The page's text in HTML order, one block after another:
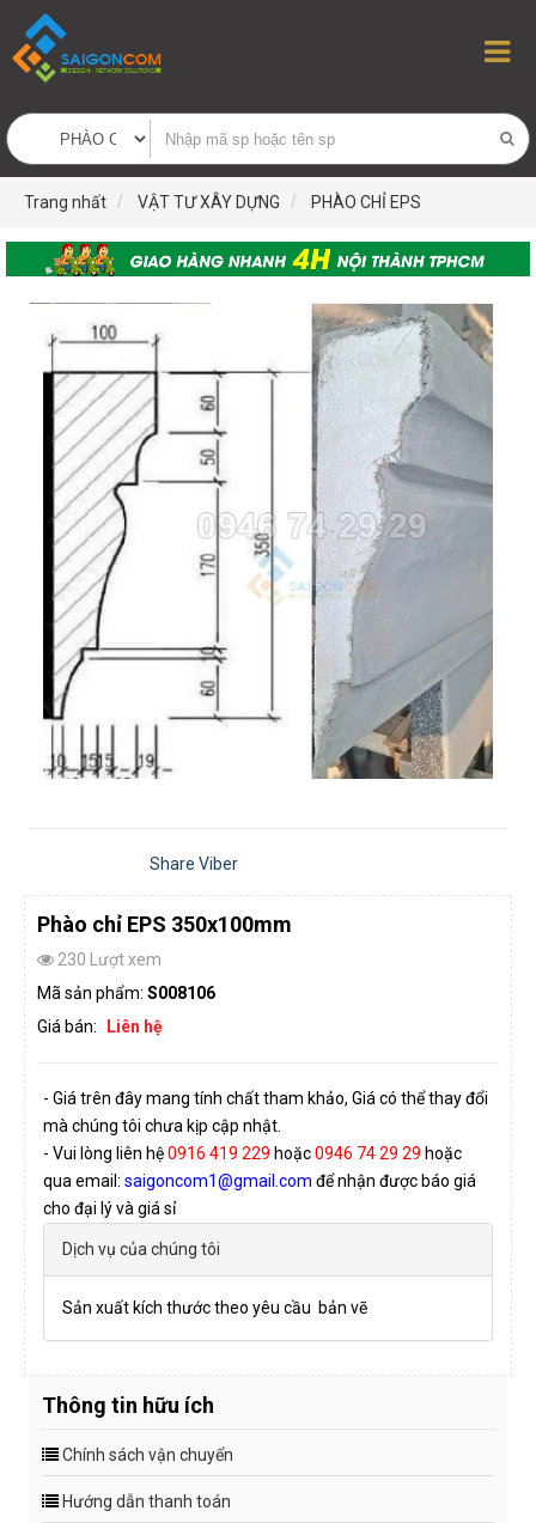
Trang nhất VẬT TƯ XÂY DỰNG PHÀO CHỈ EPS
Share Viber
Phào chỉ EPS 350x100mm
230 Lượt xem
Mã sản phẩm: S008106
Giá bán:
Liên hệ
- Giá trên đây mang tính chất tham khảo, Giá có thể thay đổi
mà chúng tôi chưa kịp cập nhật.
- Vui lòng liên hệ0916 419 229 hoặc0946 74 29 29 hoặc
qua email: saigoncom1@gmail.com để nhận được báo giá
cho đại lý và giá sỉ
Dịch vụ của chúng tôi
Sản xuất kích thước theo yêu cầu bản vẽ
Thông tin hữu ích
Chính sách vận chuyển
Hướng dẫn thanh toán